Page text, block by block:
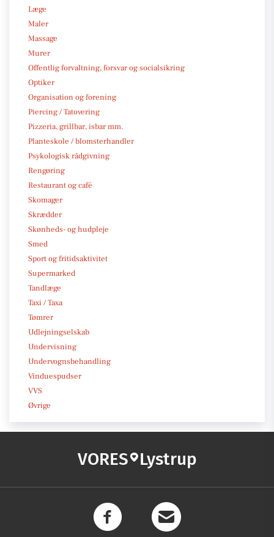
Læge
Maler
Massage
Murer
Offentlig forvaltning, forsvar og socialsikring
Optiker
Organisation og forening
Piercing / Tatovering
Pizzeria, grillbar, isbar mm.
Planteskole / blomsterhandler
Psykologisk rådgivning
Rengøring
Restaurant og café
Skomager
Skrædder
Skønheds- og hudpleje
Smed
Sport og fritidsaktivitet
Supermarked
Tandlæge
Taxi / Taxa
Tømrer
Udlejningselskab
Undervisning
Undervognsbehandling
Vinduespudser
VVS
Øvrige
VORES Lystrup